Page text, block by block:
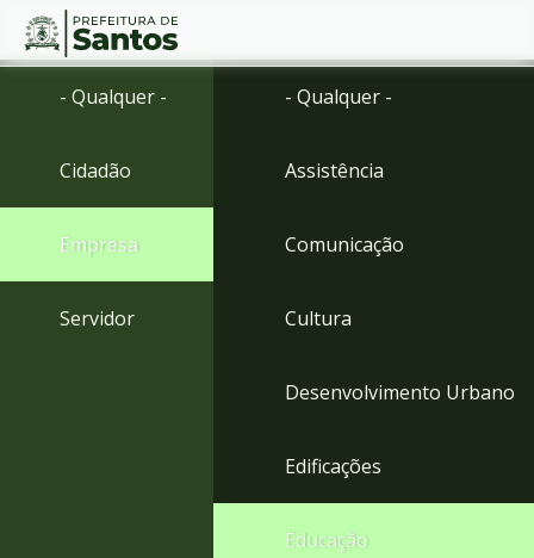
Ir
Ir
menu
Conteúdo
- Qualquer -
Cidadão
Empresa
Servidor
- Qualquer -
Assistência
Comunicação
Cultura
Desenvolvimento Urbano
Edificações
Educação